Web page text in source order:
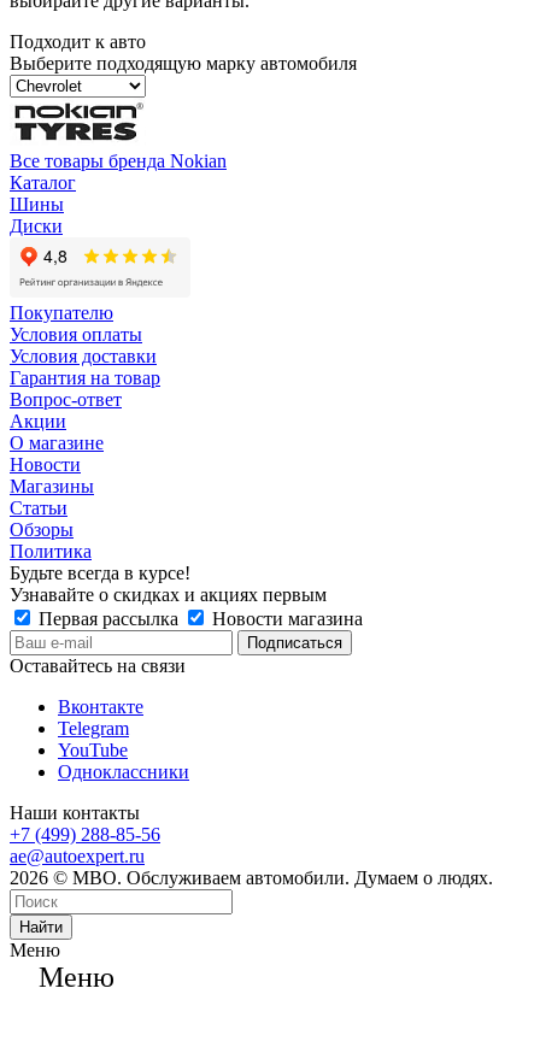
Подходит к авто
Выберите подходящую марку автомобиля
Все товары бренда Nokian
Каталог
Шины
Диски
Покупателю
Условия оплаты
Условия доставки
Гарантия на товар
Вопрос-ответ
Акции
О магазине
Новости
Магазины
Статьи
Обзоры
Политика
Будьте всегда в курсе!
Узнавайте о скидках и акциях первым
Первая рассылка
Новости магазина
Оставайтесь на связи
Вконтакте
Telegram
YouTube
Одноклассники
Наши контакты
+7 (499) 288-85-56
ae@autoexpert.ru
2026 © МВО. Обслуживаем автомобили. Думаем о людях.
Найти
Меню
Меню